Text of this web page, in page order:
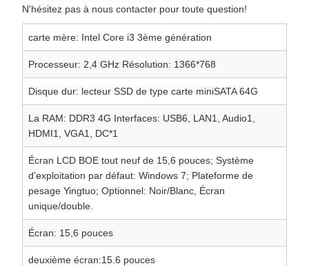
N'hésitez pas à nous contacter pour toute question!
carte mère: Intel Core i3 3ème génération
Processeur: 2,4 GHz Résolution: 1366*768
Disque dur: lecteur SSD de type carte miniSATA 64G
La RAM: DDR3 4G Interfaces: USB6, LAN1, Audio1,
HDMI1, VGA1, DC*1
Écran LCD BOE tout neuf de 15,6 pouces; Système
d'exploitation par défaut: Windows 7; Plateforme de
pesage Yingtuo; Optionnel: Noir/Blanc, Écran
unique/double.
Écran: 15,6 pouces
deuxième écran:15.6 pouces